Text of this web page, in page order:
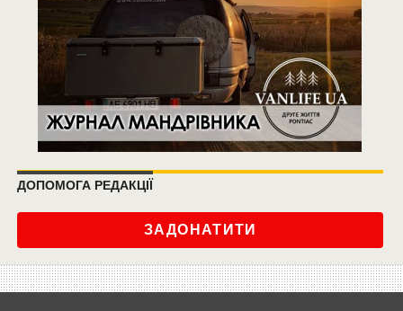
ДОПОМОГА РЕДАКЦІЇ
ЗАДОНАТИТИ